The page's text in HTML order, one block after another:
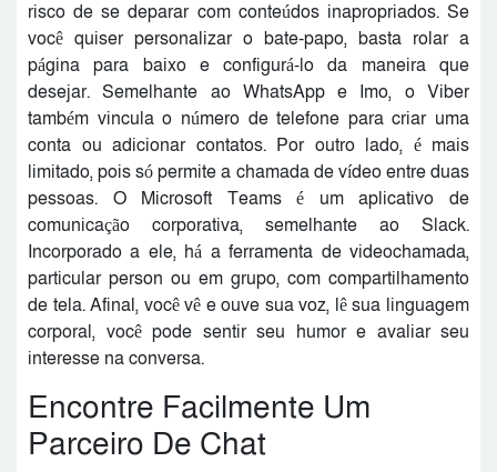
risco de se deparar com conteúdos inapropriados. Se
você quiser personalizar o bate-papo, basta rolar a
página para baixo e configurá-lo da maneira que
desejar. Semelhante ao WhatsApp e Imo, o Viber
também vincula o número de telefone para criar uma
conta ou adicionar contatos. Por outro lado, é mais
limitado, pois só permite a chamada de vídeo entre duas
pessoas. O Microsoft Teams é um aplicativo de
comunicação corporativa, semelhante ao Slack.
Incorporado a ele, há a ferramenta de videochamada,
particular person ou em grupo, com compartilhamento
de tela. Afinal, você vê e ouve sua voz, lê sua linguagem
corporal, você pode sentir seu humor e avaliar seu
interesse na conversa.
Encontre Facilmente Um
Parceiro De Chat